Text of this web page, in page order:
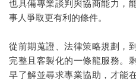
事人爭取更有利的條件。
從前期蒐證、法律策略規劃，
完整且客製化的一條龍服務。
早了解並尋求專業協助，才能